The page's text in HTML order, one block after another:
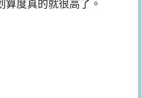
度真的就很高了。